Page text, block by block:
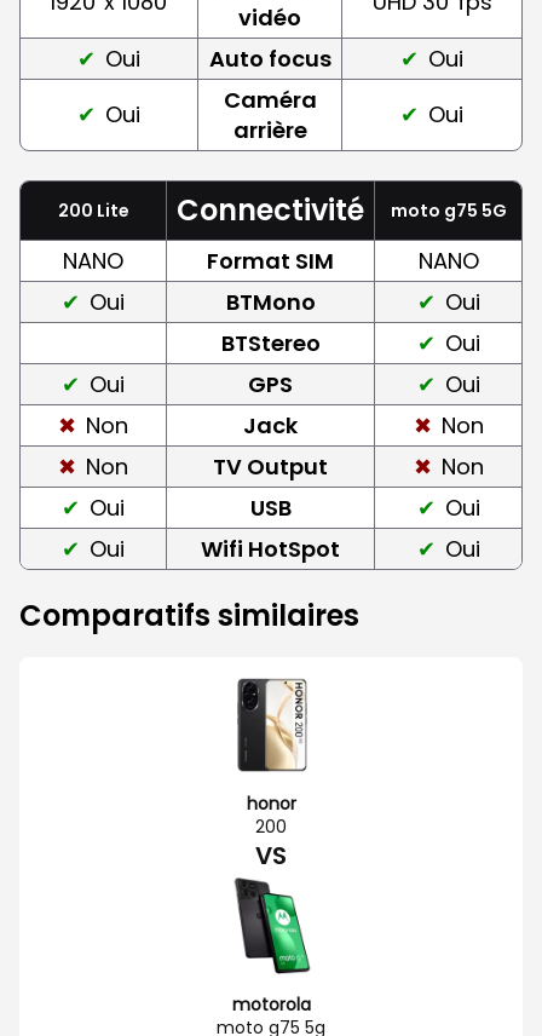
vidéo
Oui
Auto focus
Oui
Oui
Caméra
arrière
Oui
200 Lite Connectivité moto g75 5G
NANO Format SIM
NANO
Oui
BTMono
Oui
BTStereo
Oui
Oui
GPS
Oui
Non
Jack
Non
Non
TV Output
Non
Oui
USB
Oui
Oui
Wifi HotSpot Oui
Comparatifs similaires
honor
200
VS
motorola
moto g75 5g